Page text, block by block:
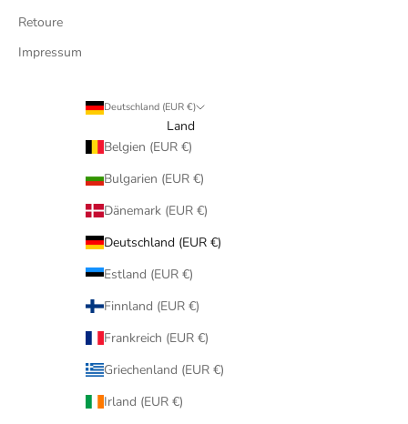
Retoure
Impressum
Deutschland (EUR €)
Land
Belgien (EUR €)
Bulgarien (EUR €)
Dänemark (EUR €)
Deutschland (EUR €)
Estland (EUR €)
Finnland (EUR €)
Frankreich (EUR €)
Griechenland (EUR €)
Irland (EUR €)